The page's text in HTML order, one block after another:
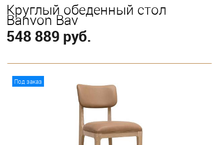
Круглый обеденный стол
Banyon Bay
548 889 руб.
Под заказ